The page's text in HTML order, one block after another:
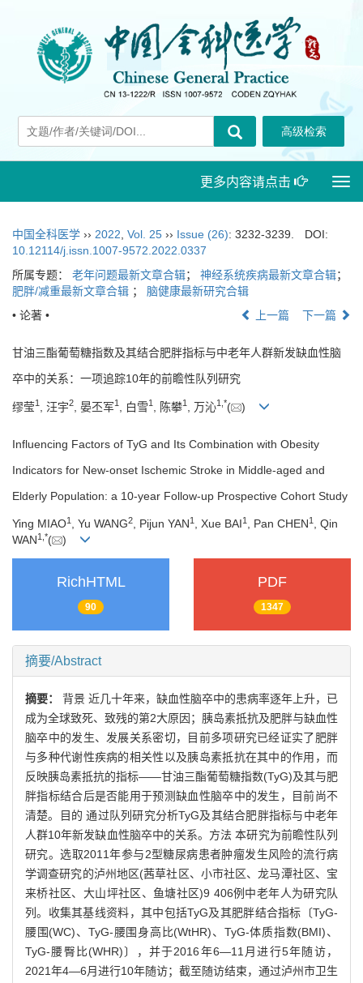
更多内容请点击
中国全科医学 ›› 2022, Vol. 25 ›› Issue (26): 3232-3239.
DOI:
10.12114/j.issn.1007-9572.2022.0337
所属专题： 老年问题最新文章合辑； 神经系统疾病最新文章合辑；
肥胖/减重最新文章合辑 ； 脑健康最新研究合辑
• 论著 •
上一篇 下一篇
甘油三酯葡萄糖指数及其结合肥胖指标与中老年人群新发缺血性脑
卒中的关系：一项追踪10年的前瞻性队列研究
缪莹1 , 汪宇2 , 晏丕军1 , 白雪1 , 陈攀1 , 万沁1,*( )
Influencing Factors of TyG and Its Combination with Obesity
Indicators for New-onset Ischemic Stroke in Middle-aged and
Elderly Population: a 10-year Follow-up Prospective Cohort Study
Ying MIAO1 , Yu WANG2 , Pijun YAN1 , Xue BAI1 , Pan CHEN1
, Qin
WAN1 *( )
RichHTML
90
PDF
1347
摘要/Abstract
摘要： 背景 近几十年来，缺血性脑卒中的患病率逐年上升，已
成为全球致死、致残的第2大原因；胰岛素抵抗及肥胖与缺血性
脑卒中的发生、发展关系密切，目前多项研究已经证实了肥胖
与多种代谢性疾病的相关性以及胰岛素抵抗在其中的作用，而
反映胰岛素抵抗的指标——甘油三酯葡萄糖指数(TyG)及其与肥
胖指标结合后是否能用于预测缺血性脑卒中的发生，目前尚不
清楚。目的 通过队列研究分析TyG及其结合肥胖指标与中老年
人群10年新发缺血性脑卒中的关系。方法 本研究为前瞻性队列
研究。选取2011年参与2型糖尿病患者肿瘤发生风险的流行病
学调查研究的泸州地区(茜草社区、小市社区、龙马潭社区、宝
来桥社区、大山坪社区、鱼塘社区)9 406例中老年人为研究队
列。收集其基线资料，其中包括TyG及其肥胖结合指标〔TyG-
腰围(WC)、TyG-腰围身高比(WtHR)、TyG-体质指数(BMI)、
TyG-腰臀比(WHR)〕，并于2016年6—11月进行5年随访，
2021年4—6月进行10年随访；截至随访结束，通过泸州市卫生